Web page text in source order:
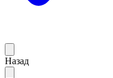
Назад